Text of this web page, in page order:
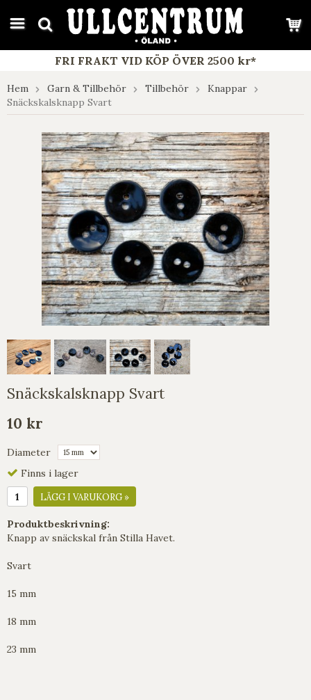
google-site-verification: google7e4b1026db5d9f32.html
FRI FRAKT VID KÖP ÖVER 2500 kr*
Hem Garn & Tillbehör Tillbehör
Knappar
Snäckskalsknapp Svart
Snäckskalsknapp Svart
10 kr
Diameter
Finns i lager
LÄGG I VARUKORG »
Produktbeskrivning:
Knapp av snäckskal från Stilla Havet.
Svart
15 mm
18 mm
23 mm